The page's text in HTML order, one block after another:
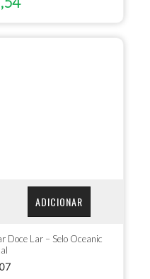
ADICIONAR
Doce Lar – Selo Oceanic